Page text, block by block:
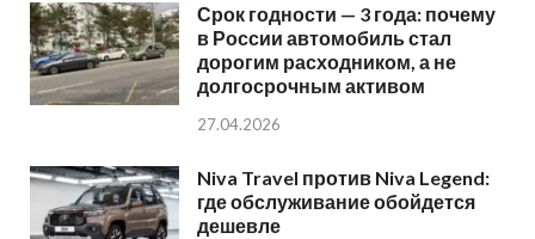
Срок годности — 3 года: почему
в России автомобиль стал
дорогим расходником, а не
долгосрочным активом
27.04.2026
Niva Travel против Niva Legend:
где обслуживание обойдется
дешевле